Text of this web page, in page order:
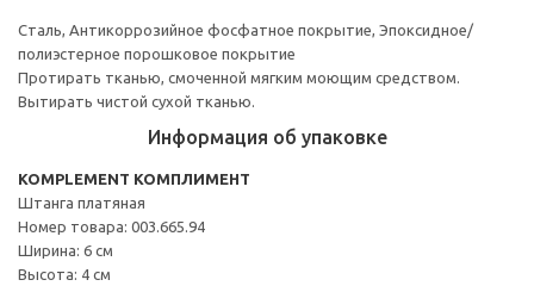
Сталь, Антикоррозийное фосфатное покрытие, Эпоксидное/
полиэстерное порошковое покрытие
Протирать тканью, смоченной мягким моющим средством.
Вытирать чистой сухой тканью.
Информация об упаковке
KOMPLEMENT КОМПЛИМЕНТ
Штанга платяная
Номер товара: 003.665.94
Ширина: 6 см
Высота: 4 см